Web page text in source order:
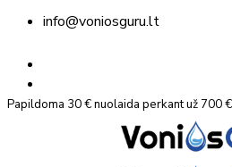
info@voniosguru.lt
Papildoma 30 € nuolaida perkant už 700